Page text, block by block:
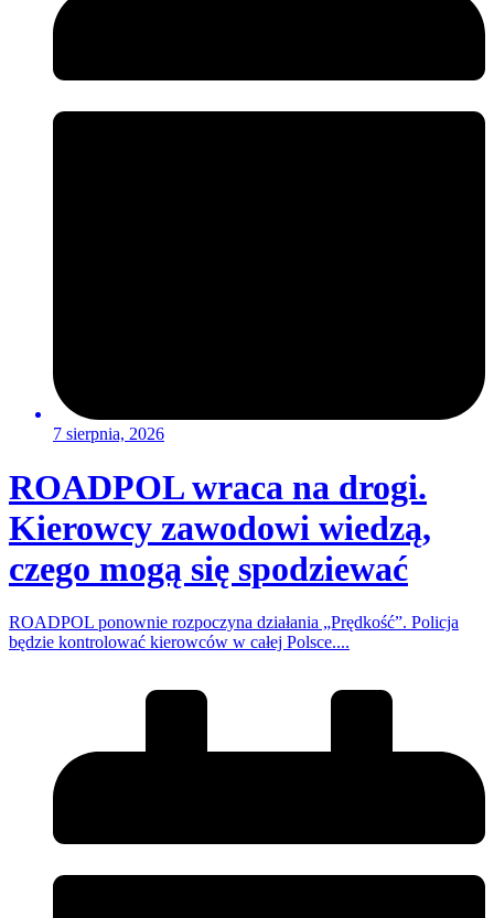
7 sierpnia, 2026
ROADPOL wraca na drogi.
Kierowcy zawodowi wiedzą,
czego mogą się spodziewać
ROADPOL ponownie rozpoczyna działania „Prędkość”. Policja
będzie kontrolować kierowców w całej Polsce....